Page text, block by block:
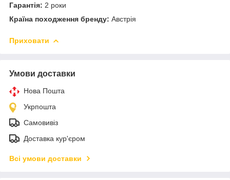
Гарантія: 2 роки
Країна походження бренду: Австрія
Приховати
Умови доставки
Нова Пошта
Укрпошта
Самовивіз
Доставка кур'єром
Всі умови доставки